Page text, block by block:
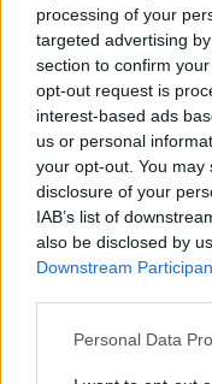
processing of your
targeted advertising
section to confirm
opt-out request is
interest-based ads
us or personal
your opt-out. You
disclosure of your
IAB’s list of
also be disclosed by
Downstream
Please note that this
Personal Data
Όροι Χρήσης. Το site
Πολιτική Απορρήτου&
ΔΗΜΗΤΡΑ
Share:
Ακολουθήστε το
ενημερωθείτε πρώτοι
τελευταία νέα της